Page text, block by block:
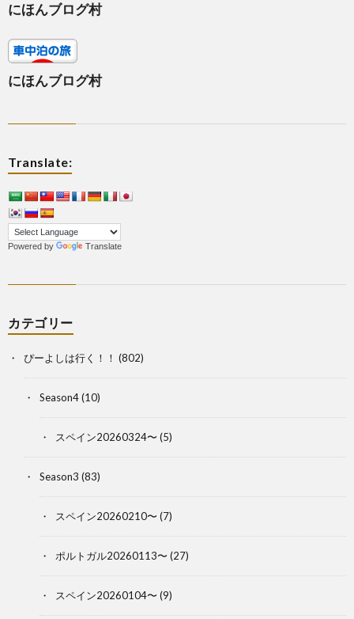
にほんブログ村
にほんブログ村
Translate:
Powered by Translate
カテゴリー
ぴーよしは行く！！ (802)
Season4(10)
スペイン20260324〜 (5)
Season3 (83)
スペイン20260210〜 (7)
ポルトガル20260113〜 (27)
スペイン20260104〜 (9)